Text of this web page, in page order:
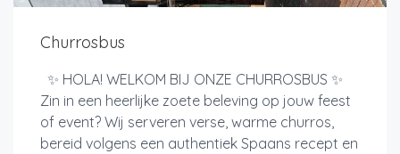
Churrosbus
✨ HOLA! WELKOM BIJ ONZE CHURROSBUS ✨
Zin in een heerlijke zoete beleving op jouw feest
of event? Wij serveren verse, warme churros,
bereid volgens een authentiek Spaans recept en